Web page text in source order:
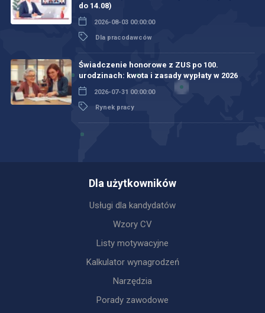
do 14.08)
2026-08-03 00:00:00
Dla pracodawców
Świadczenie honorowe z ZUS po 100.
urodzinach: kwota i zasady wypłaty w 2026
2026-07-31 00:00:00
Rynek pracy
Dla użytkowników
Usługi dla kandydatów
Wzory CV
Listy motywacyjne
Kalkulator wynagrodzeń
Narzędzia
Porady zawodowe